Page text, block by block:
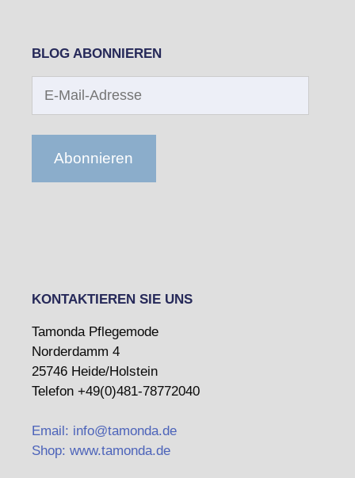
BLOG ABONNIEREN
Mail-
Abonnieren
KONTAKTIEREN SIE UNS
Tamonda Pflegemode
Norderdamm 4
25746 Heide/Holstein
Telefon +49(0)481-78772040
Email: info@tamonda.de
Shop: www.tamonda.de